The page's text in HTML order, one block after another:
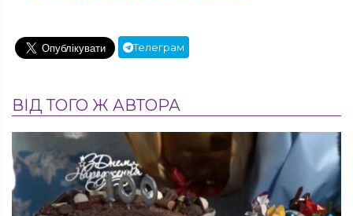
Телеграм
ВІД ТОГО Ж АВТОРА